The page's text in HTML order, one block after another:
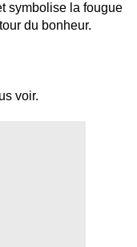
symbolise la fougue
du bonheur.
voir.